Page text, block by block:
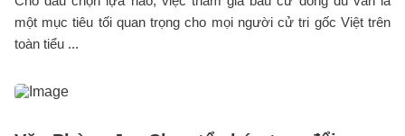
một mục tiêu tối quan trọng cho mọi người cử tri gốc Việt trên
toàn tiểu ...